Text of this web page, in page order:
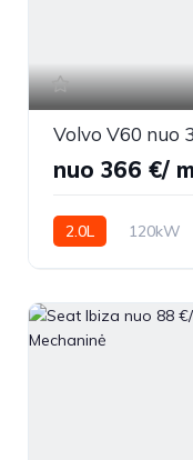
nuo 366 €/
2.0L 120kW